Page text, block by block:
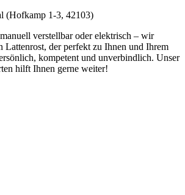
(Hofkamp 1-3, 42103)
verstellbar oder elektrisch – wir
Lattenrost, der perfekt zu Ihnen und Ihrem
kompetent und unverbindlich. Unser
hilft Ihnen gerne weiter!